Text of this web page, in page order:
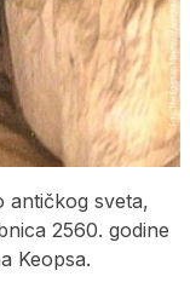
antičkog sveta,
2560. godine
Keopsa.